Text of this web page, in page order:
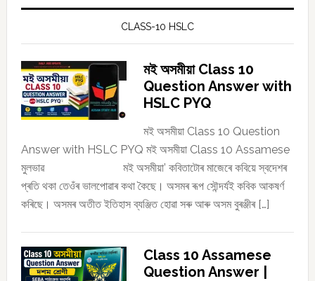
CLASS-10 HSLC
মই অসমীয়া Class 10
Question Answer with
HSLC PYQ
মই অসমীয়া Class 10 Question
Answer with HSLC PYQ মই অসমীয়া Class 10 Assamese
মুলভাৱ মই অসমীয়া’ কবিতাটোৰ মাজেৰে কবিয়ে স্বদেশৰ
প্ৰতি থকা তেওঁৰ ভালপোৱাৰ কথা কৈছে। অসমৰ ৰূপ সৌন্দৰ্যই কবিক আকষৰ্ণ
কৰিছে। অসমৰ অতীত ইতিহাস ব্যঞ্জিত হোৱা সৰু আৰু অসম বুৰঞ্জীৰ […]
Class 10 Assamese
Question Answer |